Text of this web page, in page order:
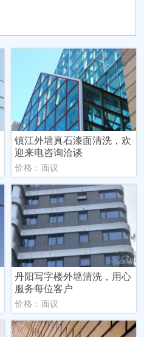
镇江外墙真石漆面清洗，欢
迎来电咨询洽谈
价格：面议
丹阳写字楼外墙清洗，用心
服务每位客户
价格：面议